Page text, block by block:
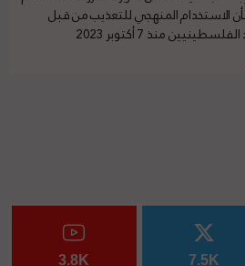
الاستخدام المنهجي للتعذيب من قبل
منذ 7 أكتوبر 2023
7.5K
3.8K